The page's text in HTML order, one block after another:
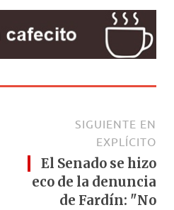
SIGUIENTE EN
EXPLÍCITO
El Senado se hizo
eco de la denuncia
de Fardín: "No